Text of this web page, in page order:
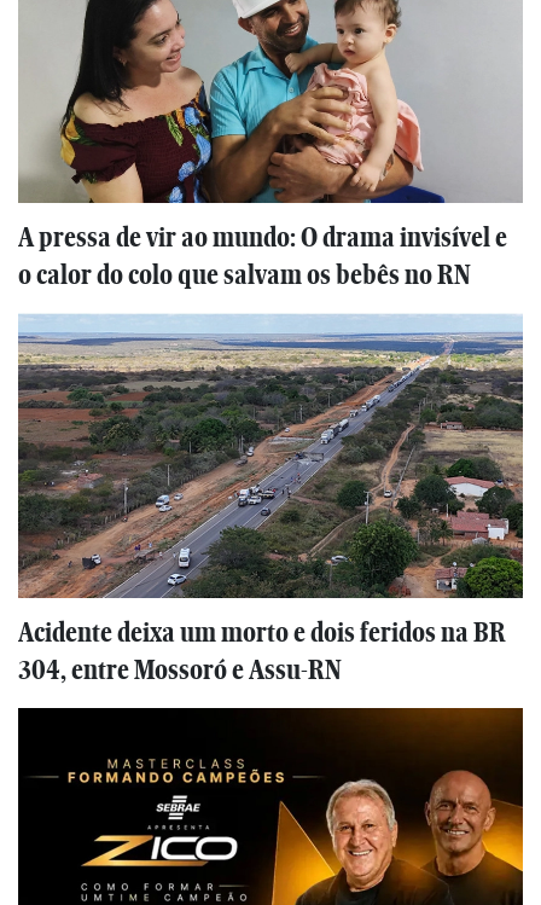
A pressa de vir ao mundo: O drama invisível e
o calor do colo que salvam os bebês no RN
Acidente deixa um morto e dois feridos na BR
304, entre Mossoró e Assu-RN